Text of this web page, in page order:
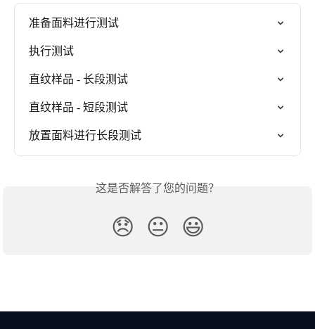
准备面料进行测试
执行测试
直纹样品 - 长段测试
直纹样品 - 短段测试
放置面料进行长段测试
这是否解答了您的问题？
😞 😐 😃